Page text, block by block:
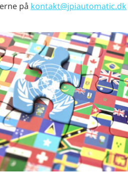
på kontakt@jpiautomatic.dk